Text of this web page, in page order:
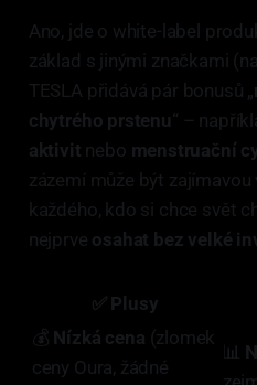
Ano, jde o white-label
základ s jinými značkami
TESLA přidává pár bonusů „
chytrého prstenu“ –
aktivit nebo menstruační
zázemí může být
každého, kdo si chce svět
nejprve osahat bez velké
✅ Plusy
💰 Nízká cena (zlomek
ceny Oura, žádné
📊